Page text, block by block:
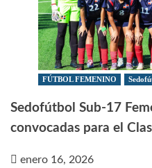
FÚTBOL FEMENINO
Sedofútbol Sub-17
convocadas para el
enero 16, 2026